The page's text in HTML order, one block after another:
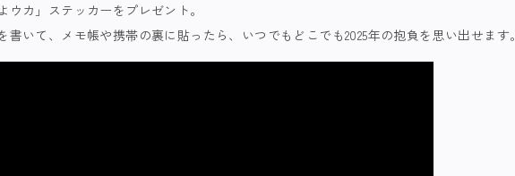
ウカ」ステッカーをプレゼント。
いて、メモ帳や携帯の裏に貼ったら、いつでもどこでも2025年の抱負を思い出せます。